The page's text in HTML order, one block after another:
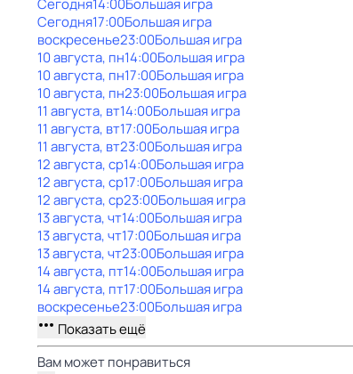
Сегодня14:00Большая игра
Сегодня17:00Большая игра
воскресенье23:00Большая игра
10 августа, пн14:00Большая игра
10 августа, пн17:00Большая игра
10 августа, пн23:00Большая игра
11 августа, вт14:00Большая игра
11 августа, вт17:00Большая игра
11 августа, вт23:00Большая игра
12 августа, ср14:00Большая игра
12 августа, ср17:00Большая игра
12 августа, ср23:00Большая игра
13 августа, чт14:00Большая игра
13 августа, чт17:00Большая игра
13 августа, чт23:00Большая игра
14 августа, пт14:00Большая игра
14 августа, пт17:00Большая игра
воскресенье23:00Большая игра
Показать ещё
Вам может понравиться